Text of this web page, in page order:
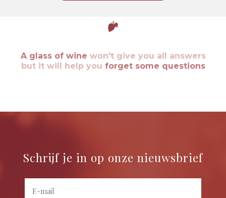
A glass of wine won't give you all answers
but it will help you forget some questions
Schrijf je in op onze nieuwsbrief